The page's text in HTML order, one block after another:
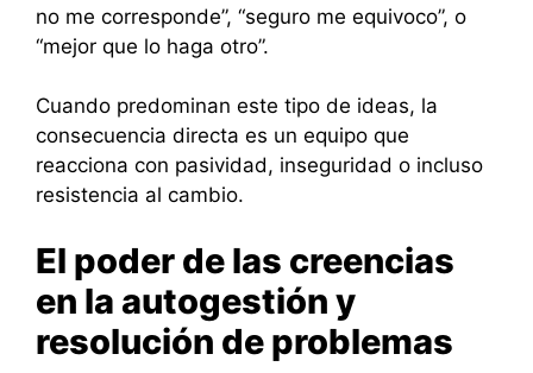
no me corresponde”, “seguro me equivoco”, o
“mejor que lo haga otro”.
Cuando predominan este tipo de ideas, la
consecuencia directa es un equipo que
reacciona con pasividad, inseguridad o incluso
resistencia al cambio.
El poder de las creencias
en la autogestión y
resolución de problemas